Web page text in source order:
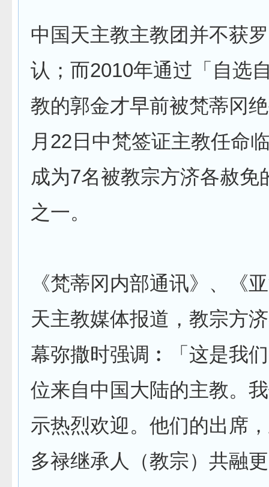
中国天主教主教团并不获
认；而2010年通过「自选
教的郭金才早前被梵蒂冈
月22日中梵签证主教任命
成为7名被教宗方济各赦免
之一。
《梵蒂冈内部通讯》、《
天主教媒体报道，教宗方
幕弥撒时强调︰「这是我
位来自中国大陆的主教。
示热烈欢迎。他们的出席
多禄继承人（教宗）共融